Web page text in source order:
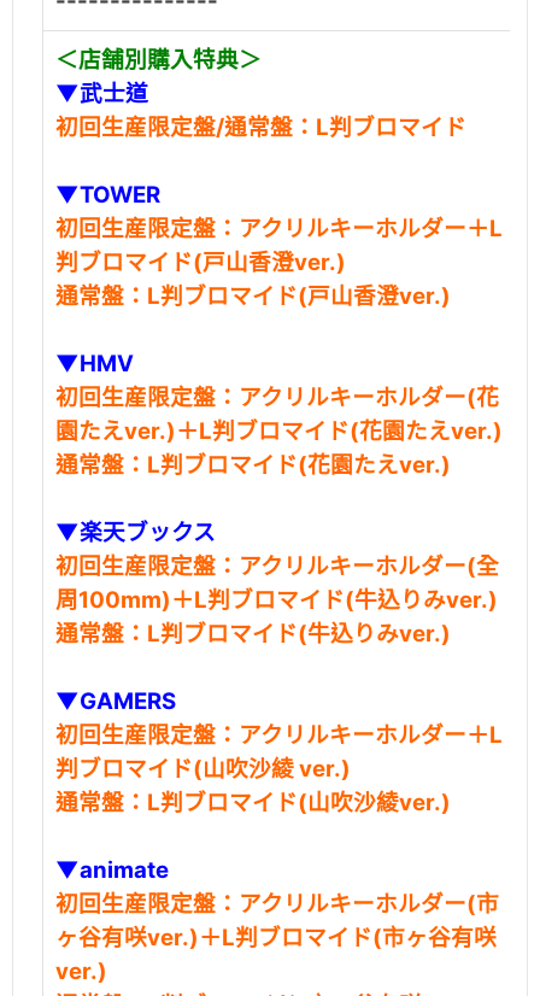
＜店舗別購入特典＞
▼武士道
初回生産限定盤/通常盤：L判ブロマイド
▼TOWER
初回生産限定盤：アクリルキーホルダー＋L
判ブロマイド(戸山香澄ver.)
通常盤：L判ブロマイド(戸山香澄ver.)
▼HMV
初回生産限定盤：アクリルキーホルダー(花
園たえver.)＋L判ブロマイド(花園たえver.)
通常盤：L判ブロマイド(花園たえver.)
▼楽天ブックス
初回生産限定盤：アクリルキーホルダー(全
周100mm)＋L判ブロマイド(牛込りみver.)
通常盤：L判ブロマイド(牛込りみver.)
▼GAMERS
初回生産限定盤：アクリルキーホルダー＋L
判ブロマイド(山吹沙綾 ver.)
通常盤：L判ブロマイド(山吹沙綾ver.)
▼animate
初回生産限定盤：アクリルキーホルダー(市
ヶ谷有咲ver.)＋L判ブロマイド(市ヶ谷有咲
ver.)